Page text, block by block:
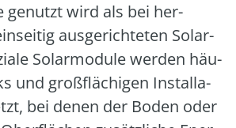
genutzt wird als bei her­
aus­ge­rich­te­ten Solar­
Solar­mo­du­le wer­den häu­
und groß­flä­chi­gen Instal­la­
bei denen der Boden oder